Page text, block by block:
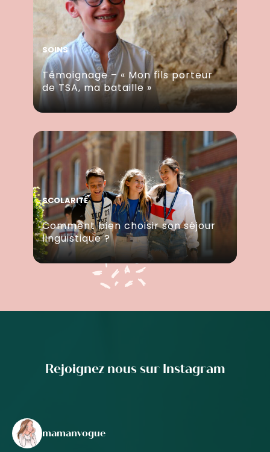
SOINS
Témoignage – « Mon fils porteur
de TSA, ma bataille »
SCOLARITÉ
Comment bien choisir son séjour
linguistique ?
Rejoignez nous sur Instagram
mamanvogue